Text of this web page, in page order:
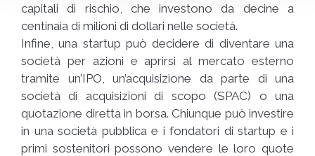
capitali di rischio, che investono da decine a
centinaia di milioni di dollari nelle società.
Infine, una startup può decidere di diventare una
società per azioni e aprirsi al mercato esterno
tramite un’IPO, un’acquisizione da parte di una
società di acquisizioni di scopo (SPAC) o una
quotazione diretta in borsa. Chiunque può investire
in una società pubblica e i fondatori di startup e i
primi sostenitori possono vendere le loro quote